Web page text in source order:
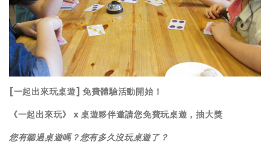
[一起出來玩桌遊] 免費體驗活動開始！
《一起出來玩》 x 桌遊夥伴邀請您免費玩桌遊，抽大獎
您有聽過桌遊嗎？您有多久沒玩桌遊了？